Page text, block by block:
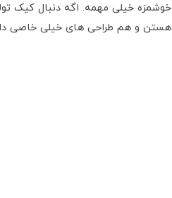
هستن و هم طراحی های خیلی خاصی